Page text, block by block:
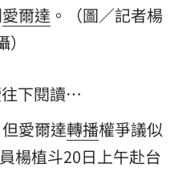
愛爾達 。（圖／記者楊
下閱讀…
愛爾達轉播權爭議似
楊植斗20日上午赴台